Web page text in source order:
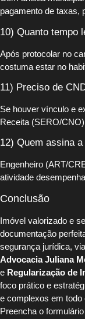
pagamento de taxas,
10) Quanto tempo
Após protocolar no
costuma estar no
11) Preciso de
Se houver vínculo e
Receita (SERO/
12) Quem assina
Engenheiro (ART/
atividade
Conclusão
Imóvel valorizado e
documentação
segurança jurídica,
Advocacia Juliana
e Regularização de
foco prático e
e complexos em todo
Preencha o